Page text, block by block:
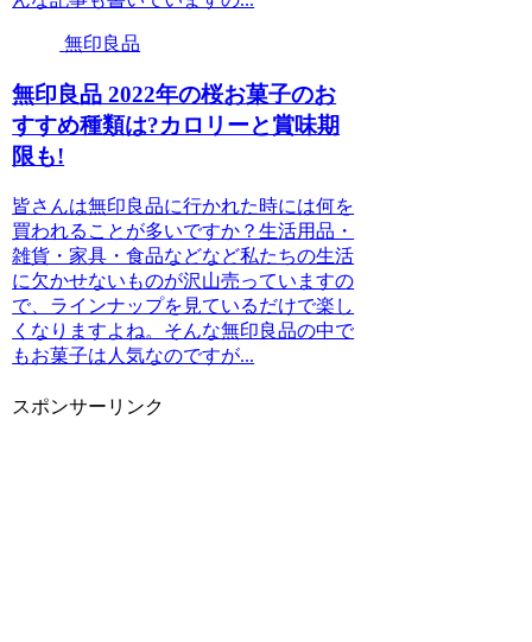
無印良品
無印良品 2022年の桜お菓子のお
すすめ種類は?カロリーと賞味期
限も!
皆さんは無印良品に行かれた時には何を
買われることが多いですか？生活用品・
雑貨・家具・食品などなど私たちの生活
に欠かせないものが沢山売っていますの
で、ラインナップを見ているだけで楽し
くなりますよね。そんな無印良品の中で
もお菓子は人気なのですが...
スポンサーリンク